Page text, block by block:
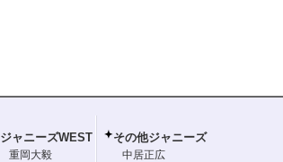
ジャニーズWEST
重岡大毅
その他ジャニーズ
中居正広